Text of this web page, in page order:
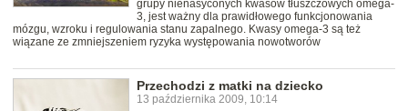
grupy nienasyconych kwasów tłuszczowych omega-
3, jest ważny dla prawidłowego funkcjonowania
mózgu, wzroku i regulowania stanu zapalnego. Kwasy omega-3 są też
wiązane ze zmniejszeniem ryzyka występowania nowotworów
Przechodzi z matki na dziecko
13 października 2009, 10:14